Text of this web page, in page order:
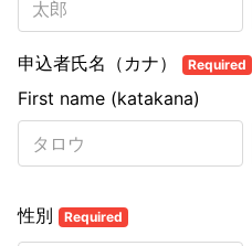
申込者氏名（カナ） Required
First name (katakana)
性別 Required